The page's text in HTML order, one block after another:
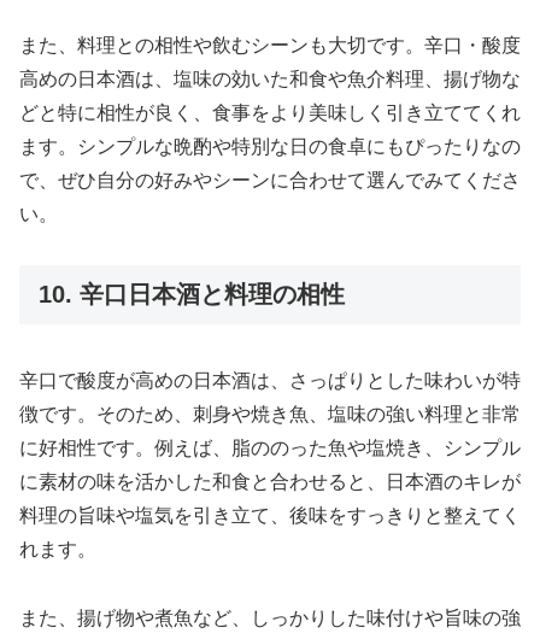
また、料理との相性や飲むシーンも大切です。辛口・酸度
高めの日本酒は、塩味の効いた和食や魚介料理、揚げ物な
どと特に相性が良く、食事をより美味しく引き立ててくれ
ます。シンプルな晩酌や特別な日の食卓にもぴったりなの
で、ぜひ自分の好みやシーンに合わせて選んでみてくださ
い。
10. 辛口日本酒と料理の相性
辛口で酸度が高めの日本酒は、さっぱりとした味わいが特
徴です。そのため、刺身や焼き魚、塩味の強い料理と非常
に好相性です。例えば、脂ののった魚や塩焼き、シンプル
に素材の味を活かした和食と合わせると、日本酒のキレが
料理の旨味や塩気を引き立て、後味をすっきりと整えてく
れます。
また、揚げ物や煮魚など、しっかりした味付けや旨味の強